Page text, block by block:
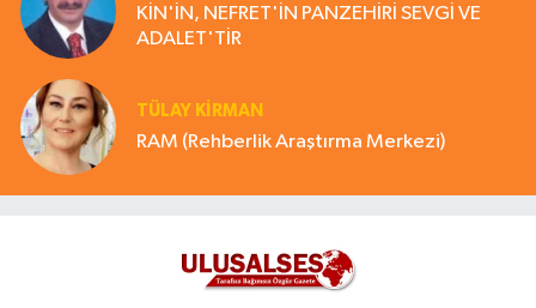
KİN'İN, NEFRET'İN PANZEHİRİ SEVGİ VE
ADALET'TİR
TÜLAY KİRMAN
RAM (Rehberlik Araştırma Merkezi)